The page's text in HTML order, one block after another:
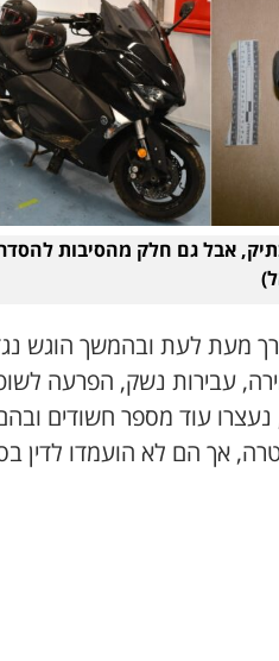
אבל גם חלק מהסיבות
מעת לעת ובהמשך הוגש
עבירות נשק, הפרעה
נעצרו עוד מספר חשודים
אך הם לא הועמדו לדין